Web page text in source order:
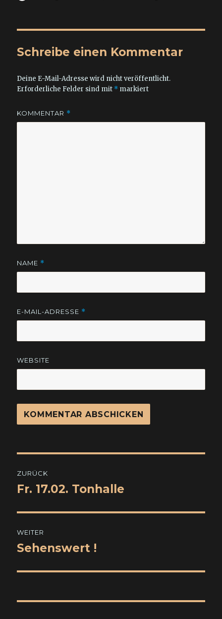
Schreibe einen Kommentar
Deine E-Mail-Adresse wird nicht veröffentlicht.
Erforderliche Felder sind mit * markiert
KOMMENTAR *
NAME *
E-MAIL-ADRESSE *
WEBSITE
ZURÜCK
Vorheriger
Fr. 17.02. Tonhalle
WEITER
Nächster
Sehenswert !